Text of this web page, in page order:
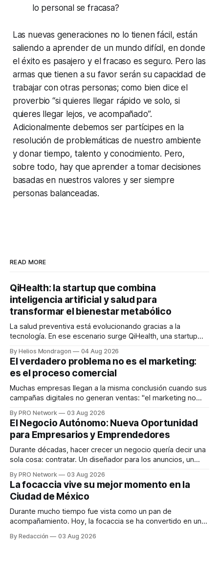
lo personal se fracasa?
Las nuevas generaciones no lo tienen fácil, están
saliendo a aprender de un mundo difícil, en donde
el éxito es pasajero y el fracaso es seguro. Pero las
armas que tienen a su favor serán su capacidad de
trabajar con otras personas; como bien dice el
proverbio “si quieres llegar rápido ve solo, si
quieres llegar lejos, ve acompañado”.
Adicionalmente debemos ser partícipes en la
resolución de problemáticas de nuestro ambiente
y donar tiempo, talento y conocimiento. Pero,
sobre todo, hay que aprender a tomar decisiones
basadas en nuestros valores y ser siempre
personas balanceadas.
READ MORE
QiHealth: la startup que combina
inteligencia artificial y salud para
transformar el bienestar metabólico
La salud preventiva está evolucionando gracias a la
tecnología. En ese escenario surge QiHealth, una startup
dispositivos inteligentes, inteligencia artificial y monitoreo
en tiempo real para ayudar a las personas a tomar mejores
decisiones sobre su salud metabólica. Su propuesta busca
responder
By Helios Mondragon 04 Aug 2026
El verdadero problema no es el marketing:
es el proceso comercial
Muchas empresas llegan a la misma conclusión cuando sus
campañas digitales no generan ventas: "el marketing no
INTERIUS, el problema suele estar en otro lugar. Durante
una entrevista para el podcast SER PRO, el especialista en
marketing digital explicó que
By PRO Network 03 Aug 2026
El Negocio Autónomo: Nueva Oportunidad
para Empresarios y Emprendedores
Durante décadas, hacer crecer un negocio quería decir una
sola cosa: contratar. Un diseñador para los anuncios, un
para los textos, alguien que supiera de publicidad digital
para encontrar prospectos, un vendedor para atender
llamadas y mensajes, y —con suerte— una persona
By PRO Network 03 Aug 2026
La focaccia vive su mejor momento en la
Ciudad de México
Durante mucho tiempo fue vista como un pan de
acompañamiento. Hoy, la focaccia se ha convertido en uno
artesanal, ingredientes de calidad y experiencias que
By Redacción 03 Aug 2026